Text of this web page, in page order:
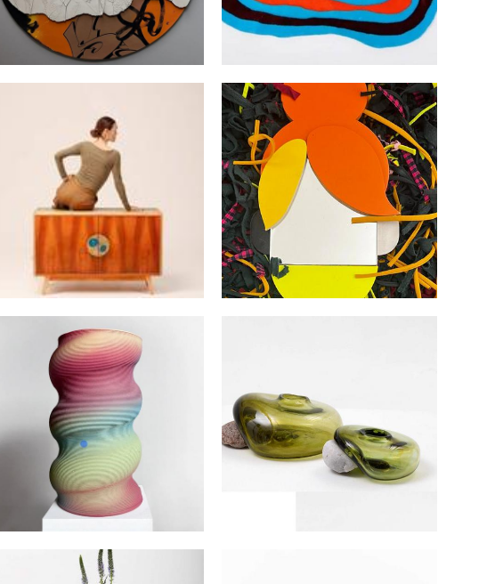
Комод антикварный
LABRADORITE
120 000 pуб.
ЛИЦА LEE OLE
29 000 pуб.
Ваза #23
46 000 pуб.
Интерьерная ваза DROP
от 6 300 pуб.